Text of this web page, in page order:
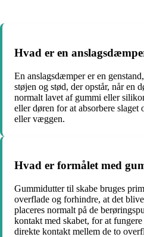
Hvad er en
En anslagsdæmper er en
støjen og stød, der opstår, når en
normalt lavet af gummi eller
eller døren for at absorbere
eller væggen.
Hvad er formålet med
Gummidutter til skabe bruges
overflade og forhindre, at det
placeres normalt på de
kontakt med skabet, for at
direkte kontakt mellem de to